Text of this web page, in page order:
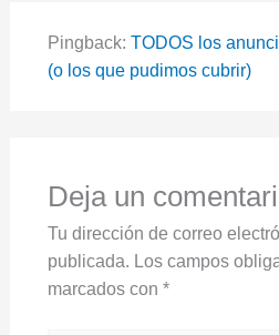
Pingback: TODOS los
(o los que pudimos cubrir)
Deja un
Tu dirección de correo
publicada. Los campos
marcados con *